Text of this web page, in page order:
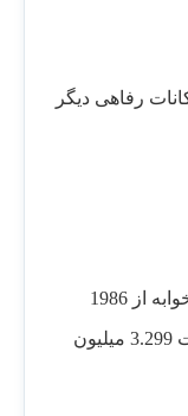
رفاهی دیگر
شروع متراژ واحد های ۲ خوابه از 1986
اسکوارفیت و شروع قیمت 3.299 میلیون